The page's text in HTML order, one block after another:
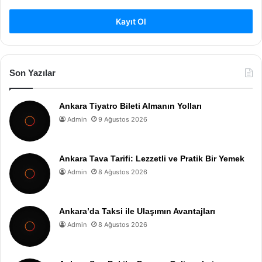
Kayıt Ol
Son Yazılar
Ankara Tiyatro Bileti Almanın Yolları
Admin 9 Ağustos 2026
Ankara Tava Tarifi: Lezzetli ve Pratik Bir Yemek
Admin 8 Ağustos 2026
Ankara’da Taksi ile Ulaşımın Avantajları
Admin 8 Ağustos 2026